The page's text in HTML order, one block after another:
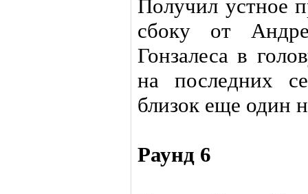
Получил устное
сбоку от
Гонзалеса в
на последних
близок еще один
Раунд 6